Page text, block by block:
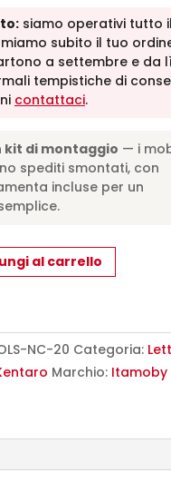
siamo operativi tutto il
subito il tuo
a settembre e da
tempistiche di
contattaci.
kit di montaggio — i
spediti smontati, con
incluse per un
al carrello
NC-20 Categoria:
Marchio: Itamoby